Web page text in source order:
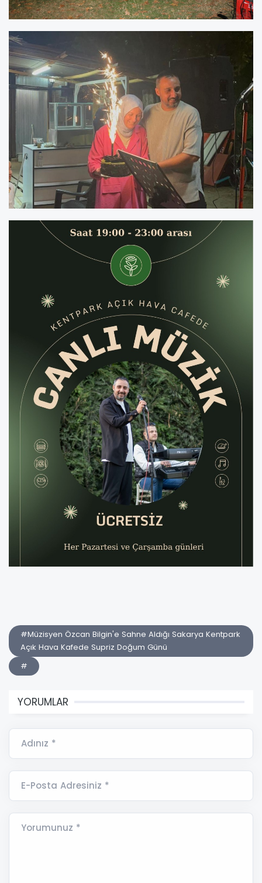
#Müzisyen Özcan Bilgin'e Sahne Aldığı Sakarya Kentpark
Açık Hava Kafede Supriz Doğum Günü
#
YORUMLAR
Adınız *
E-Posta Adresiniz *
Yorumunuz *